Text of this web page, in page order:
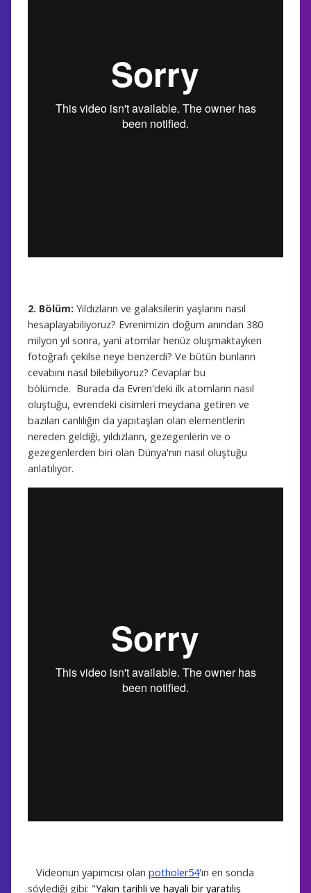
2. Bölüm: Yıldızların ve galaksilerin yaşlarını nasıl
hesaplayabiliyoruz? Evrenimizin doğum anından 380
milyon yıl sonra, yani atomlar henüz oluşmaktayken
fotoğrafı çekilse neye benzerdi? Ve bütün bunların
cevabını nasıl bilebiliyoruz? Cevaplar bu
bölümde. Burada da Evren'deki ilk atomların nasıl
oluştuğu, evrendeki cisimleri meydana getiren ve
bazıları canlılığın da yapıtaşları olan elementlerin
nereden geldiği, yıldızların, gezegenlerin ve o
gezegenlerden biri olan Dünya'nın nasıl oluştuğu
anlatılıyor.
Videonun yapımcısı olan potholer54'ın en sonda
söylediği gibi: "Yakın tarihli ve hayali bir yaratılış